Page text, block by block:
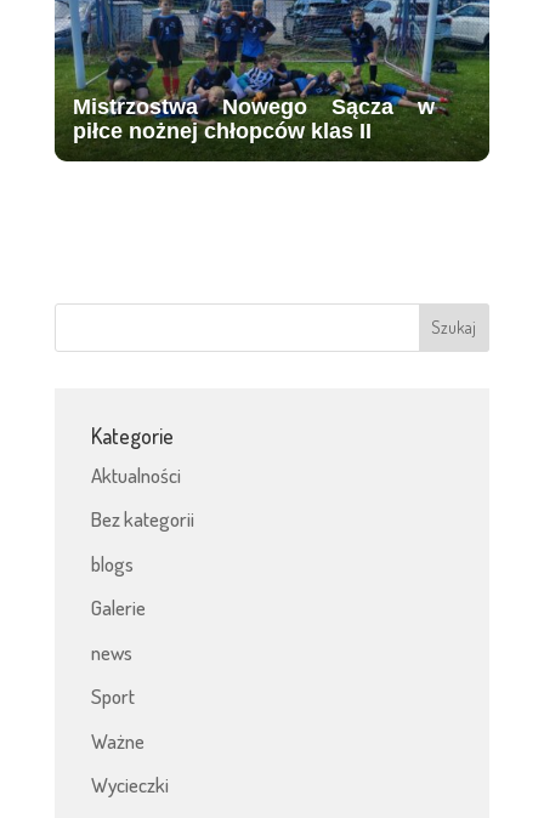
Mistrzostwa Nowego Sącza w
piłce nożnej chłopców klas II
Kategorie
Aktualności
Bez kategorii
blogs
Galerie
news
Sport
Ważne
Wycieczki